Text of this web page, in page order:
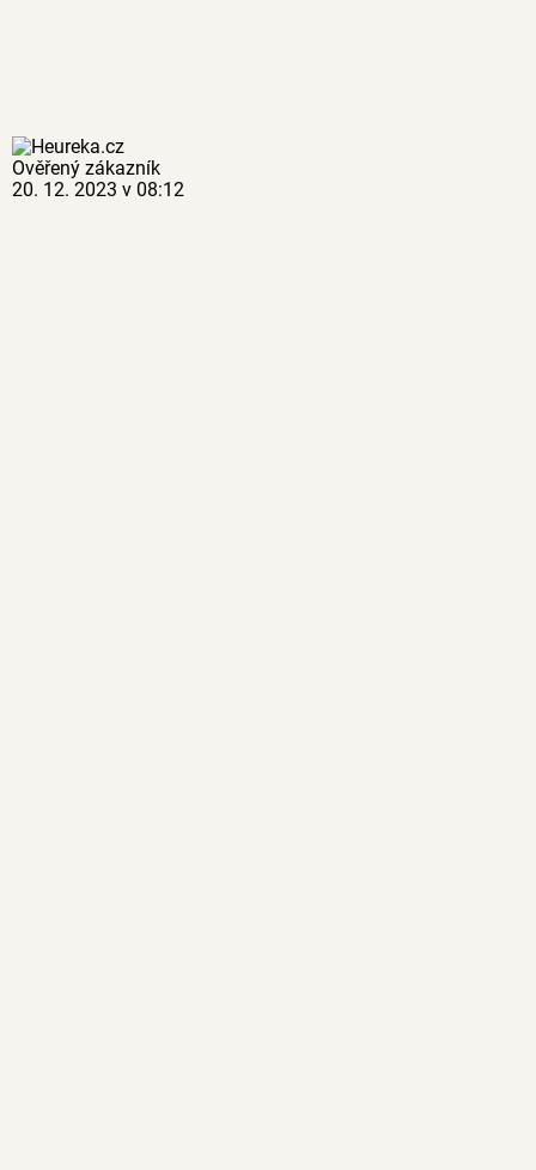
Ověřený zákazník
20. 12. 2023 v 08:12